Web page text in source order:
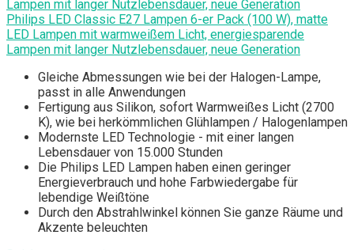
Philips LED Classic E27 Lampen 6-er Pack (100 W), matte
LED Lampen mit warmweißem Licht, energiesparende
Lampen mit langer Nutzlebensdauer, neue Generation
Gleiche Abmessungen wie bei der Halogen-Lampe,
passt in alle Anwendungen
Fertigung aus Silikon, sofort Warmweißes Licht (2700
K), wie bei herkömmlichen Glühlampen / Halogenlampen
Modernste LED Technologie - mit einer langen
Lebensdauer von 15.000 Stunden
Die Philips LED Lampen haben einen geringer
Energieverbrauch und hohe Farbwiedergabe für
lebendige Weißtöne
Durch den Abstrahlwinkel können Sie ganze Räume und
Akzente beleuchten